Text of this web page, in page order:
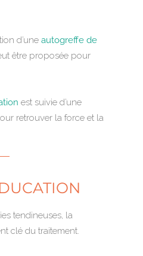
d’une autogreffe de
être proposée pour
est suivie d’une
retrouver la force et la
tendineuses, la
clé du traitement.